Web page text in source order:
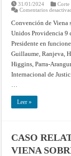
31/01/2024
Corte
Comentarios
Convención de Viena
Unidos Providencia 9
Presidente en
Guillaume, Ranjeva,
Higgins, Parra-
Internacional de
Leer »
CASO
VIENA